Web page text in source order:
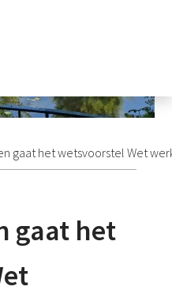
gaat het wetsvoorstel Wet
gaat het
Nieuwsbrief